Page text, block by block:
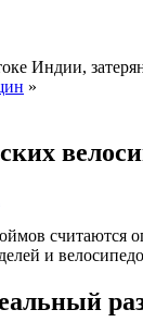
Индии,
»
считаются
и